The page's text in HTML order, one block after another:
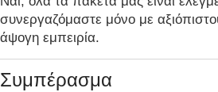
συνεργαζόμαστε μόνο με
άψογη εμπειρία.
Συμπέρασμα